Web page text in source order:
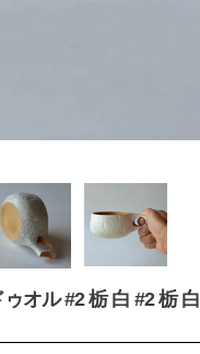
オル #2 栃 白 #2 栃 白